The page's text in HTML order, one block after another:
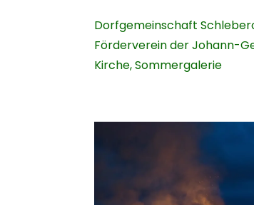
Dorfgemeinschaft
Förderverein der Johann-
Kirche,Sommergalerie